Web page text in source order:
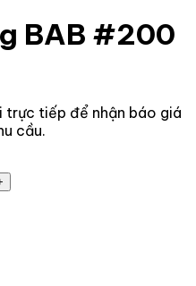
BAB #200
trực tiếp để nhận báo giá
cầu.